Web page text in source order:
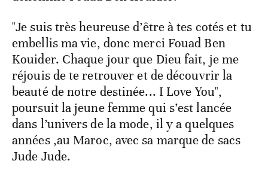
"Je suis très heureuse d’être à tes cotés et tu
embellis ma vie, donc merci Fouad Ben
Kouider. Chaque jour que Dieu fait, je me
réjouis de te retrouver et de découvrir la
beauté de notre destinée... I Love You",
poursuit la jeune femme qui s’est lancée
dans l’univers de la mode, il y a quelques
années ,au Maroc, avec sa marque de sacs
Jude Jude.